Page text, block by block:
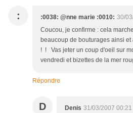
: :0038: @nne marie :0010: 30/
Coucou, je confirme : cela
beaucoup de bouturages ainsi
! ! Vas jeter un coup d'oeil sur
vendredi et bizettes de la mer
Répondre
D Denis 31/03/2007 00:21